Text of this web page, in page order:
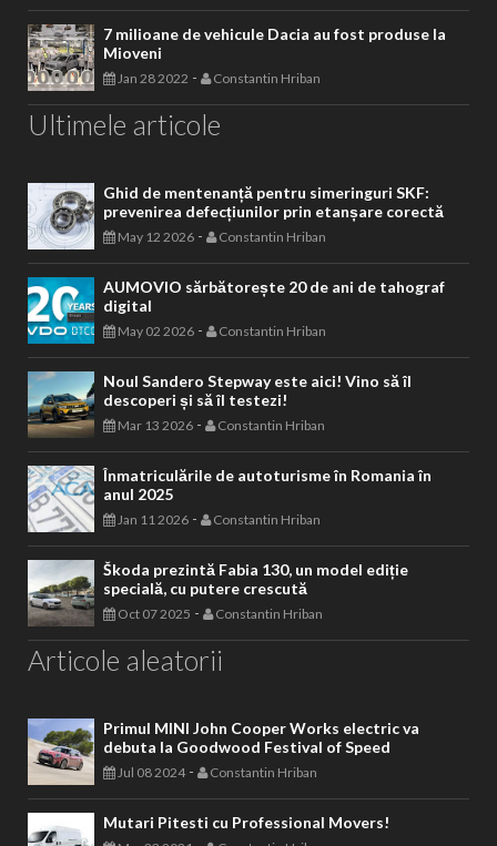
7 milioane de vehicule Dacia au fost produse la
Mioveni
Jan 28 2022 - Constantin Hriban
Ultimele articole
Ghid de mentenanță pentru simeringuri SKF:
prevenirea defecțiunilor prin etanșare corectă
May 12 2026 - Constantin Hriban
AUMOVIO sărbătorește 20 de ani de tahograf
digital
May 02 2026 - Constantin Hriban
Noul Sandero Stepway este aici! Vino să îl
descoperi și să îl testezi!
Mar 13 2026 - Constantin Hriban
Înmatriculările de autoturisme în Romania în
anul 2025
Jan 11 2026 - Constantin Hriban
Škoda prezintă Fabia 130, un model ediție
specială, cu putere crescută
Oct 07 2025 - Constantin Hriban
Articole aleatorii
Primul MINI John Cooper Works electric va
debuta la Goodwood Festival of Speed
Jul 08 2024- Constantin Hriban
Mutari Pitesti cu Professional Movers!